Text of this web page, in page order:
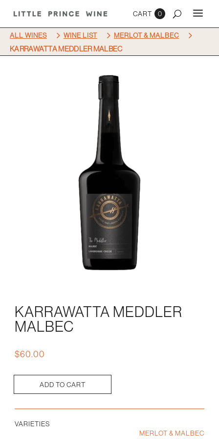
0
ALL WINES 5 WINE LIST 5 MERLOT & MALBEC 5
KARRAWATTA MEDDLER MALBEC
KARRAWATTA MEDDLER
MALBEC
$60.00
Karrawatta
Malbec
quantity
ADD TO CART
VARIETIES
MERLOT & MALBEC